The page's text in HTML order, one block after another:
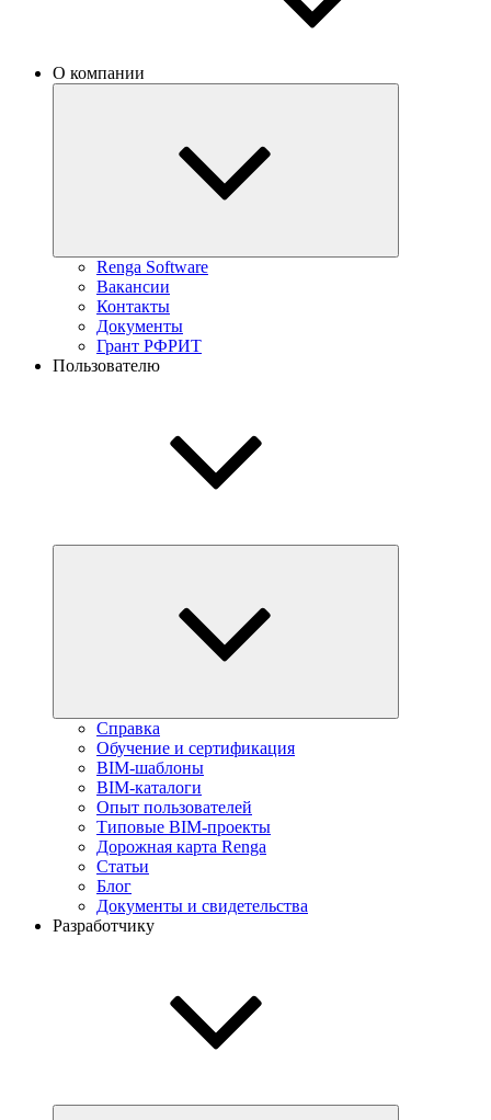
О компании
Renga Software
Вакансии
Контакты
Документы
Грант РФРИТ
Пользователю
Справка
Обучение и сертификация
BIM-шаблоны
BIM-каталоги
Опыт пользователей
Типовые BIM-проекты
Дорожная карта Renga
Статьи
Блог
Документы и свидетельства
Разработчику